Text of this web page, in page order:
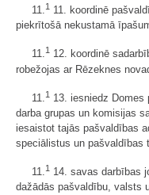
11.1 11. koordinē
piekrītošā nekustamā
11.1
12. koordinē
robežojas ar Rēzeknes
11. 1 13. iesniedz
darba grupas un komisijas
iesaistot tajās pašvaldības
speciālistus un pašvaldības
11.1 14. savas darbības
dažādās pašvaldību, valsts